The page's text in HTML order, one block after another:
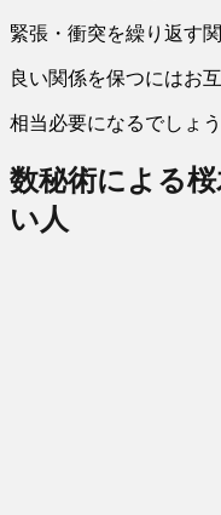
緊張・衝突を繰り返す
良い関係を保つにはお
相当必要になるでしょう
数秘術による
い人